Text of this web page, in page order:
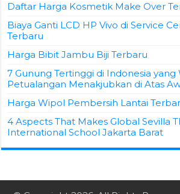
Daftar Harga Kosmetik Make Over
Biaya Ganti LCD HP Vivo di Service
Terbaru
Harga Bibit Jambu Biji Terbaru
7 Gunung Tertinggi di Indonesia yang
Petualangan Menakjubkan di Atas
Harga Wipol Pembersih Lantai
4 Aspects That Makes Global Sevilla
International School Jakarta Barat